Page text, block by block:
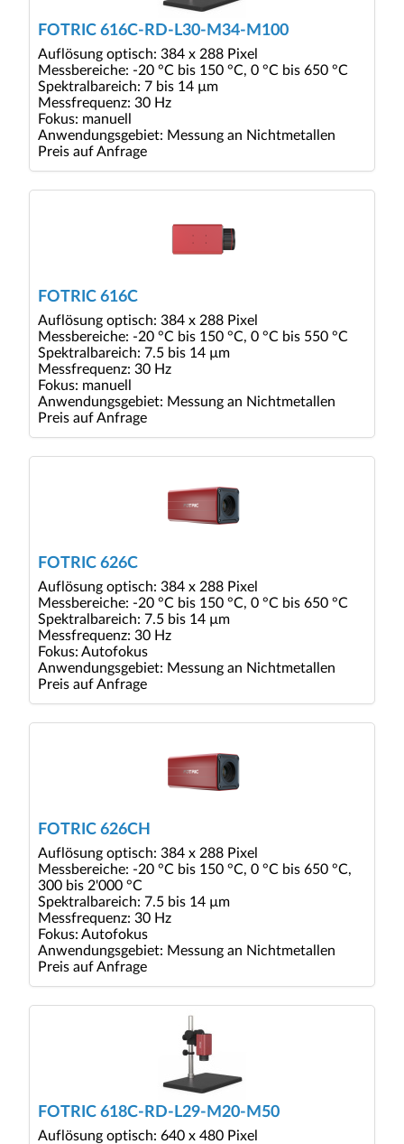
FOTRIC 616C-RD-L30-M34-M100
Auflösung optisch: 384 x 288 Pixel
Messbereiche: -20 °C bis 150 °C, 0 °C bis 650 °C
Spektralbareich: 7 bis 14 µm
Messfrequenz: 30 Hz
Fokus: manuell
Anwendungsgebiet: Messung an Nichtmetallen
Preis auf Anfrage
FOTRIC 616C
Auflösung optisch: 384 x 288 Pixel
Messbereiche: -20 °C bis 150 °C, 0 °C bis 550 °C
Spektralbareich: 7.5 bis 14 µm
Messfrequenz: 30 Hz
Fokus: manuell
Anwendungsgebiet: Messung an Nichtmetallen
Preis auf Anfrage
FOTRIC 626C
Auflösung optisch: 384 x 288 Pixel
Messbereiche: -20 °C bis 150 °C, 0 °C bis 650 °C
Spektralbareich: 7.5 bis 14 µm
Messfrequenz: 30 Hz
Fokus: Autofokus
Anwendungsgebiet: Messung an Nichtmetallen
Preis auf Anfrage
FOTRIC 626CH
Auflösung optisch: 384 x 288 Pixel
Messbereiche: -20 °C bis 150 °C, 0 °C bis 650 °C,
300 bis 2'000 °C
Spektralbareich: 7.5 bis 14 µm
Messfrequenz: 30 Hz
Fokus: Autofokus
Anwendungsgebiet: Messung an Nichtmetallen
Preis auf Anfrage
FOTRIC 618C-RD-L29-M20-M50
Auflösung optisch: 640 x 480 Pixel